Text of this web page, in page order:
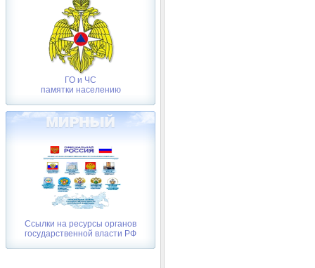
ГО и ЧС
памятки населению
Ссылки на ресурсы органов
государственной власти РФ